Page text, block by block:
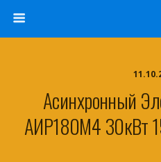
Асинхронный
АИР180M4 30кВт